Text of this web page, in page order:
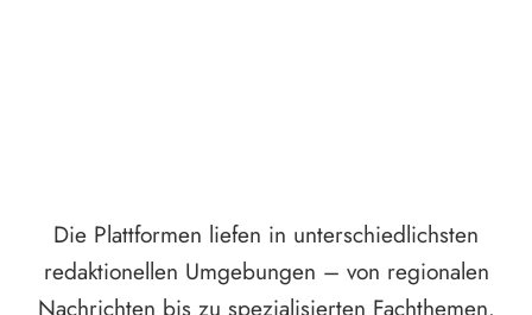
Die Plattformen liefen in unterschiedlichsten
redaktionellen Umgebungen – von regionalen
Nachrichten bis zu spezialisierten Fachthemen.